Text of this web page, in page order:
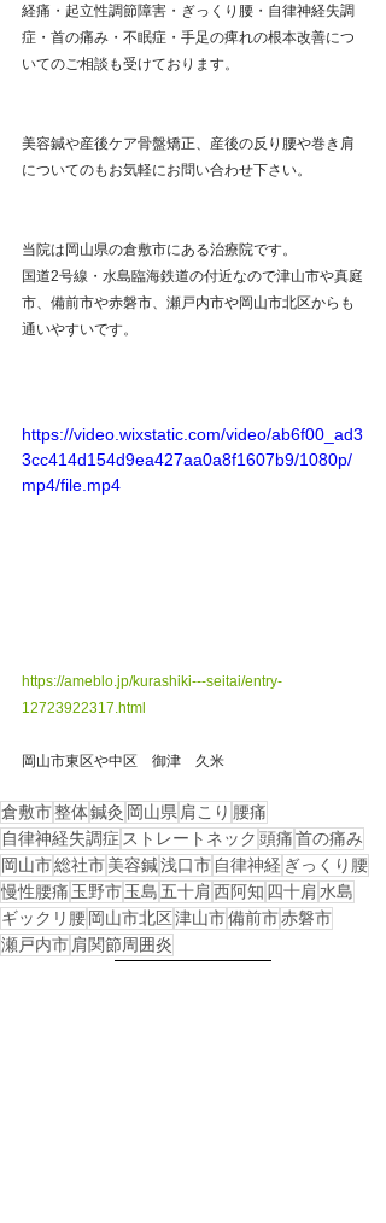
経痛・起立性調節障害・ぎっくり腰・自律神経失調
症・首の痛み・不眠症・手足の痺れの根本改善につ
いてのご相談も受けております。
美容鍼や産後ケア骨盤矯正、産後の反り腰や巻き肩
についてのもお気軽にお問い合わせ下さい。
当院は岡山県の倉敷市にある治療院です。
国道2号線・水島臨海鉄道の付近なので津山市や真庭
市、備前市や赤磐市、瀬戸内市や岡山市北区からも
通いやすいです。
https://video.wixstatic.com/video/ab6f00_ad3
3cc414d154d9ea427aa0a8f1607b9/1080p/
mp4/file.mp4
https://ameblo.jp/kurashiki---seitai/entry-
12723922317.html
岡山市東区や中区　御津　久米
倉敷市整体鍼灸 岡山県 肩こり 腰痛
自律神経失調症 ストレートネック 頭痛首の痛み
岡山市総社市美容鍼浅口市 自律神経 ぎっくり腰
慢性腰痛 玉野市玉島 五十肩西阿知 四十肩 水島
ギックリ腰 岡山市北区津山市備前市赤磐市
瀬戸内市 肩関節周囲炎